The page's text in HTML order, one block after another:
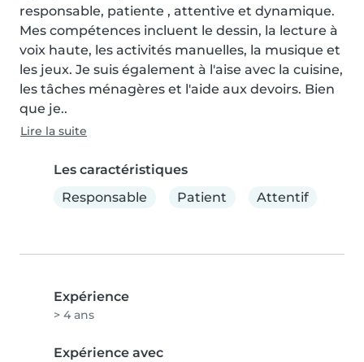
responsable, patiente , attentive et dynamique.
Mes compétences incluent le dessin, la lecture à
voix haute, les activités manuelles, la musique et
les jeux. Je suis également à l'aise avec la cuisine,
les tâches ménagères et l'aide aux devoirs. Bien
que je..
Lire la suite
Les caractéristiques
Responsable
Patient Attentif
Expérience
> 4 ans
Expérience avec